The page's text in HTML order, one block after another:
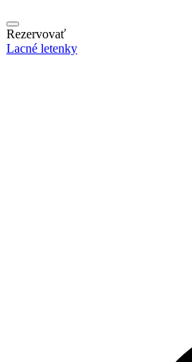
Rezervovať
Lacné letenky